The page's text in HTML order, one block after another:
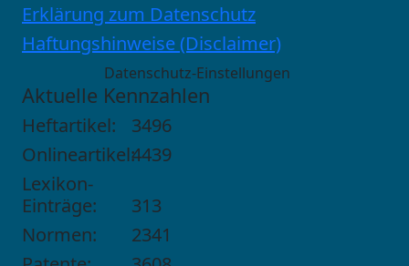
Erklärung zum Datenschutz
Haftungshinweise (Disclaimer)
Datenschutz-Einstellungen
Aktuelle Kennzahlen
Heftartikel:
3496
Onlineartikel:4439
Lexikon-
Einträge:
313
Normen:
2341